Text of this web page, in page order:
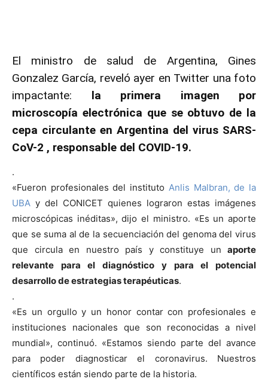
El ministro de salud de Argentina, Gines
Gonzalez García, reveló ayer en Twitter una foto
impactante: la primera imagen por
microscopía electrónica que se obtuvo de la
cepa circulante en Argentina del virus SARS-
CoV-2 , responsable del COVID-19.
.
«Fueron profesionales del instituto Anlis Malbran, de la
UBA y del CONICET quienes lograron estas imágenes
microscópicas inéditas», dijo el ministro. «Es un aporte
que se suma al de la secuenciación del genoma del virus
que circula en nuestro país y constituye un aporte
relevante para el diagnóstico y para el potencial
desarrollo de estrategias terapéuticas.
.
«Es un orgullo y un honor contar con profesionales e
instituciones nacionales que son reconocidas a nivel
mundial», continuó. «Estamos siendo parte del avance
para poder diagnosticar el coronavirus. Nuestros
científicos están siendo parte de la historia.